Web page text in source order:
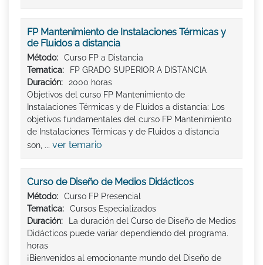
FP Mantenimiento de Instalaciones Térmicas y
de Fluidos a distancia
Método:
Curso FP a Distancia
Tematica:
FP GRADO SUPERIOR A DISTANCIA
Duración:
2000 horas
Objetivos del curso FP Mantenimiento de
Instalaciones Térmicas y de Fluidos a distancia: Los
objetivos fundamentales del curso FP Mantenimiento
de Instalaciones Térmicas y de Fluidos a distancia
son, ... ver temario
Curso de Diseño de Medios Didácticos
Método:
Curso FP Presencial
Tematica:
Cursos Especializados
Duración:
La duración del Curso de Diseño de Medios
Didácticos puede variar dependiendo del programa.
horas
¡Bienvenidos al emocionante mundo del Diseño de